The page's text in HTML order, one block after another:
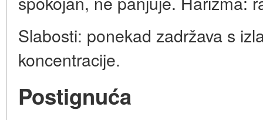
Slabosti: ponekad zadržava s
koncentracije.
Postignuća